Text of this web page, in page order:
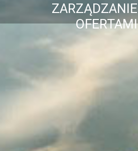
ZARZĄDZANIE
OFERTAMI